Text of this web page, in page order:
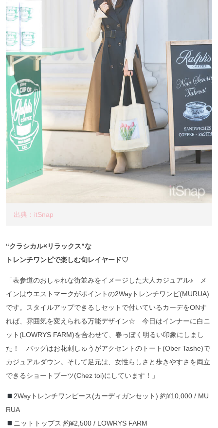
出典：itSnap
“クラシカル×リラックス”な
トレンチワンピで楽しむ旬レイヤード♡
「表参道のおしゃれな街並みをイメージした大人カジュアル♪ メ
インはウエストマークがポイントの2Wayトレンチワンピ(MURUA)
です。スタイルアップできるしセットで付いているカーデをONす
れば、雰囲気を変えられる万能デザイン☆ 今日はインナーに白ニ
ット(LOWRYS FARM)を合わせて、春っぽく明るい印象にしまし
た！ バッグはお花刺しゅうがアクセントのトート(Ober Tashe)で
カジュアルダウン。そして足元は、女性らしさと歩きやすさを両立
できるショートブーツ(Chez toi)にしています！」
2Wayトレンチワンピース(カーディガンセット) 約¥10,000 / MU
RUA
ニットトップス 約¥2,500 / LOWRYS FARM